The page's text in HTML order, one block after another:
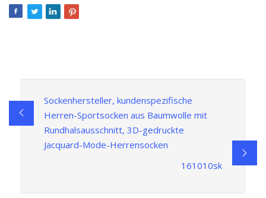
Sockenhersteller, kundenspezifische
Herren-Sportsocken aus Baumwolle mit
Rundhalsausschnitt, 3D-gedruckte
Jacquard-Mode-Herrensocken
161010sk